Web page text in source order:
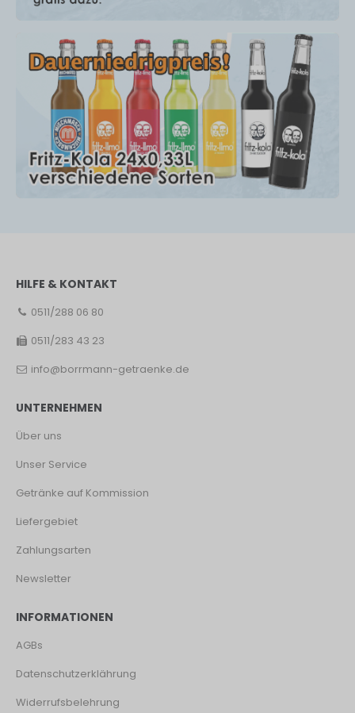
HILFE & KONTAKT
0511/288 06 80
0511/283 43 23
info@borrmann-getraenke.de
UNTERNEHMEN
Über uns
Unser Service
Getränke auf Kommission
Liefergebiet
Zahlungsarten
Newsletter
INFORMATIONEN
AGBs
Datenschutzerklährung
Widerrufsbelehrung